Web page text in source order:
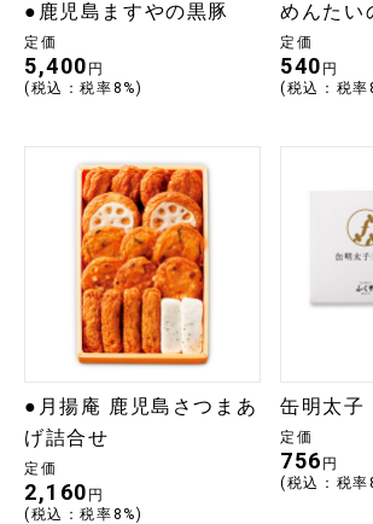
●鹿児島ますやの黒豚
定価
5,400 円
(税込：税率8%)
めんたい
定価
540 円
(税込：税率
●月揚庵 鹿児島さつまあ
げ詰合せ
定価
2,160 円
(税込：税率8%)
缶明太
定価
756 円
(税込：税率